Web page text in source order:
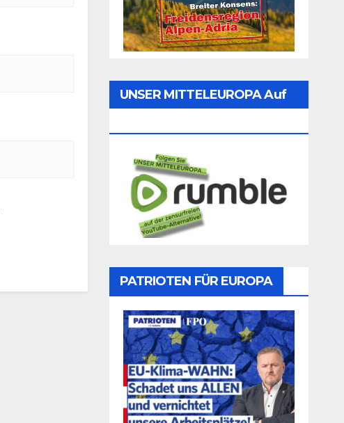
UNSER MITTELEUROPA Auf
PATRIOTEN FÜR EUROPA